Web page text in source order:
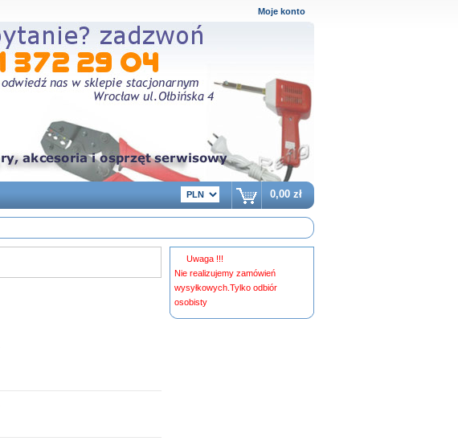
Moje konto
0,00 zł
Uwaga !!!
Nie realizujemy zamówień
wysyłkowych.Tylko odbiór
osobisty